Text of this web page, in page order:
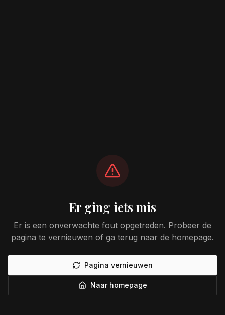
Er ging iets mis
Er is een onverwachte fout opgetreden. Probeer de
pagina te vernieuwen of ga terug naar de homepage.
Pagina vernieuwen
Naar homepage